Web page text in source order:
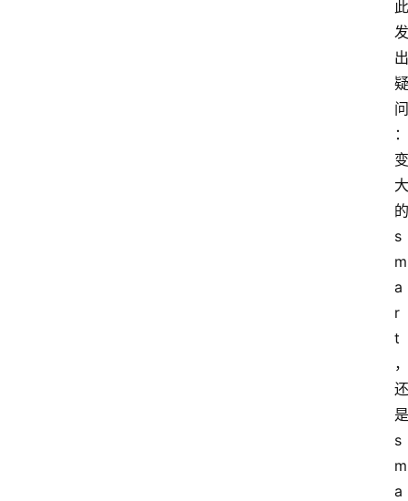
此
发
出
疑
问
：
变
大
的
s
m
a
r
t
，
还
是
s
m
a